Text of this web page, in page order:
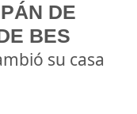
DE
BES
su casa